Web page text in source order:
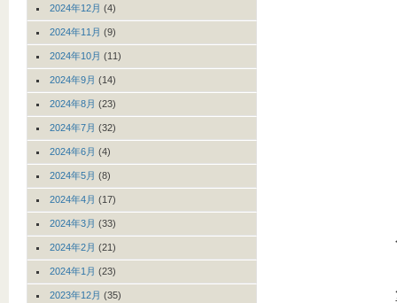
2024年12月 (4)
2024年11月 (9)
2024年10月 (11)
2024年9月 (14)
2024年8月 (23)
2024年7月 (32)
2024年6月 (4)
2024年5月 (8)
2024年4月 (17)
2024年3月 (33)
2024年2月 (21)
2024年1月 (23)
2023年12月 (35)